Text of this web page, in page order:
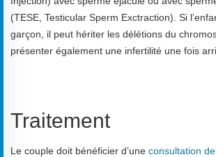
(TESE, Testicular Sperm Exctraction). Si
garçon, il peut hériter les délétions du
présenter également une infertilité une fois
Traitement
Le couple doit bénéficier d’une consultation